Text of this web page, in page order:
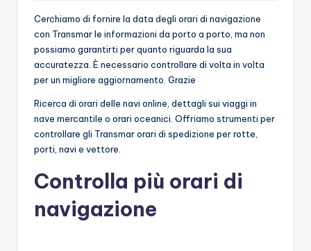
Cerchiamo di fornire la data degli orari di navigazione
con Transmar le informazioni da porto a porto, ma non
possiamo garantirti per quanto riguarda la sua
accuratezza. È necessario controllare di volta in volta
per un migliore aggiornamento. Grazie
Ricerca di orari delle navi online, dettagli sui viaggi in
nave mercantile o orari oceanici. Offriamo strumenti per
controllare gli Transmar orari di spedizione per rotte,
porti, navi e vettore.
Controlla più orari di
navigazione